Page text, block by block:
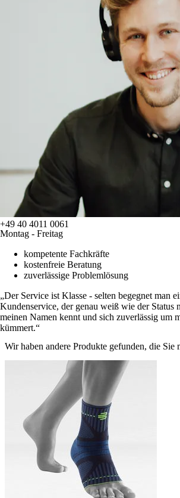
+49 40 4011 0061
Montag - Freitag
kompetente Fachkräfte
kostenfreie Beratung
zuverlässige Problemlösung
Der Service ist Klasse - selten begegnet man
Kundenservice, der genau weiß wie der Status
meinen Namen kennt und sich zuverlässig um
kümmert.
Wir haben andere Produkte gefunden, die Sie